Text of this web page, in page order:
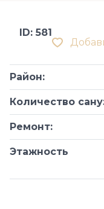
ID: 581
Район:
Количество
Ремонт:
Этажность